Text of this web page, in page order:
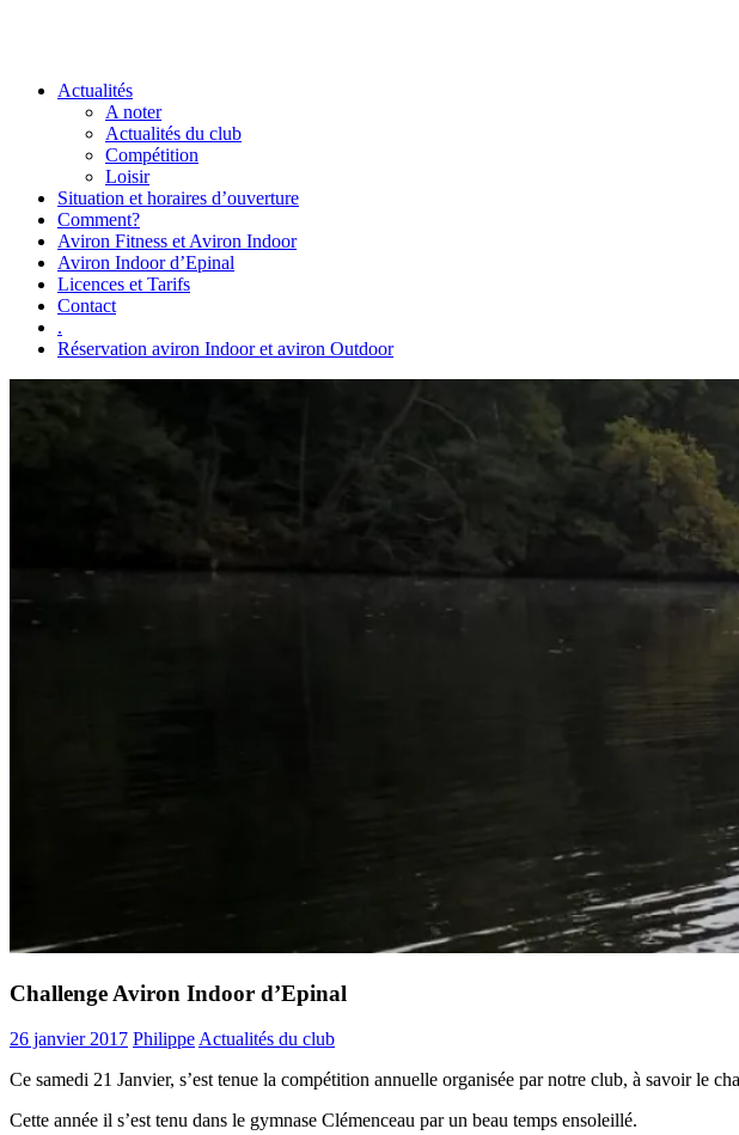
Actualités
A noter
Actualités du club
Compétition
Loisir
Situation et horaires d’ouverture
Comment?
Aviron Fitness et Aviron Indoor
Aviron Indoor d’Epinal
Licences et Tarifs
Contact
.
Réservation aviron Indoor et aviron Outdoor
Challenge Aviron Indoor d’Epinal
26 janvier 2017 PhilippeActualités du club
Ce samedi 21 Janvier, s’est tenue la compétition annuelle organisée par notre club, à savoir le
Cette année il s’est tenu dans le gymnase Clémenceau par un beau temps ensoleillé.